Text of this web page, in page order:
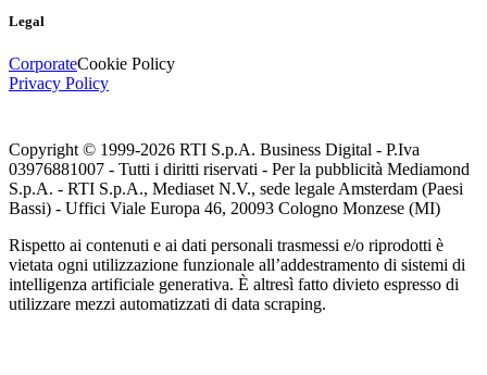
Legal
CorporateCookie Policy
Privacy Policy
Copyright © 1999-2026 RTI S.p.A. Business Digital - P.Iva
03976881007 - Tutti i diritti riservati - Per la pubblicità Mediamond
S.p.A. - RTI S.p.A., Mediaset N.V., sede legale Amsterdam (Paesi
Bassi) - Uffici Viale Europa 46, 20093 Cologno Monzese (MI)
Rispetto ai contenuti e ai dati personali trasmessi e/o riprodotti è
vietata ogni utilizzazione funzionale all’addestramento di sistemi di
intelligenza artificiale generativa. È altresì fatto divieto espresso di
utilizzare mezzi automatizzati di data scraping.